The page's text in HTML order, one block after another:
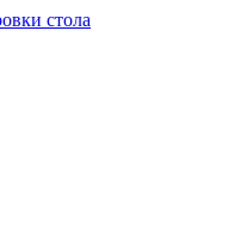
стола